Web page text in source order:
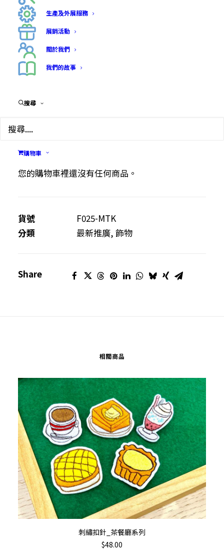
生產及外展服務
展銷活動
關於我們
我們的故事
搜尋
購物車
您的購物車裡還沒有任何商品。
滴膠髮圈
$38.00
每件作品都由學員親自設計及製作 即使髮圈款式
力，請多多支持
尺寸: 4 CM
滴
膠
數
量
貨號
F025-MTK
分類
最新推廣, 飾物
Share
相關商品
選擇規格
刺繡扣針_茶餐廳系列
$48.00